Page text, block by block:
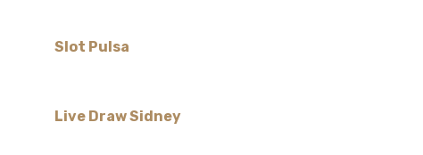
Slot Pulsa
Live Draw Sidney